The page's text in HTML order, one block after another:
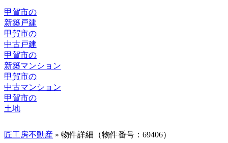
甲賀市の
新築戸建
甲賀市の
中古戸建
甲賀市の
新築マンション
甲賀市の
中古マンション
甲賀市の
土地
匠工房不動産 » 物件詳細（物件番号：69406）